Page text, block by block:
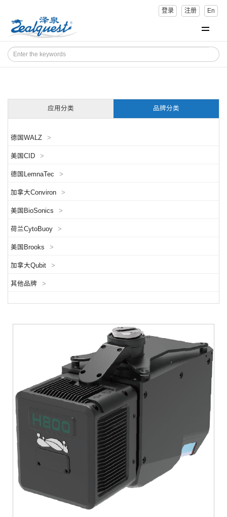
登录 注册 En
应用分类 品牌分类
德国WALZ >
美国CID >
德国LemnaTec >
加拿大Conviron >
美国BioSonics >
荷兰CytoBuoy >
美国Brooks >
加拿大Qubit >
其他品牌 >